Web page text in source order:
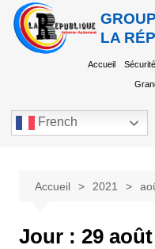
LA
Accueil Sécurité
French
Accueil 2021
Jour : 29